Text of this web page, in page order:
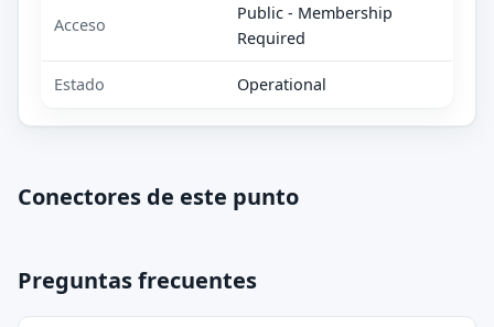
Acceso
Public - Membership
Required
Estado Operational
Conectores de este punto
Preguntas frecuentes